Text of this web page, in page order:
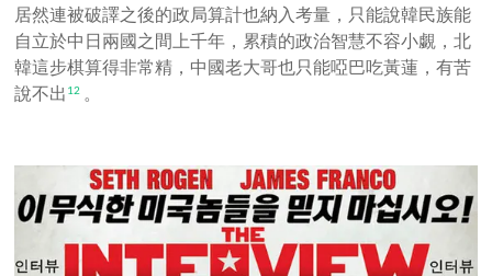
居然連被破譯之後的政局算計也納入考量，只能說韓民族能
自立於中日兩國之間上千年，累積的政治智慧不容小覷，北
韓這步棋算得非常精，中國老大哥也只能啞巴吃黃蓮，有苦
說不出 12 。